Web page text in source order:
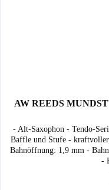
AW REEDS
- Alt-Saxophon - Tendo-
Baffle und Stufe -
Bahnöffnung: 1,9 mm -
-